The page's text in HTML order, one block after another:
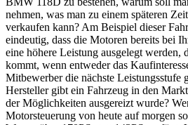
nehmen, was man zu einem späteren
verkaufen kann? Am Beispiel dieser
eindeutig, dass die Motoren bereits bei
eine höhere Leistung ausgelegt werden,
kommt, wenn entweder das
Mitbewerber die nächste Leistungsstufe
Hersteller gibt ein Fahrzeug in den
der Möglichkeiten ausgereizt wurde?
Motorsteuerung von heute auf morgen